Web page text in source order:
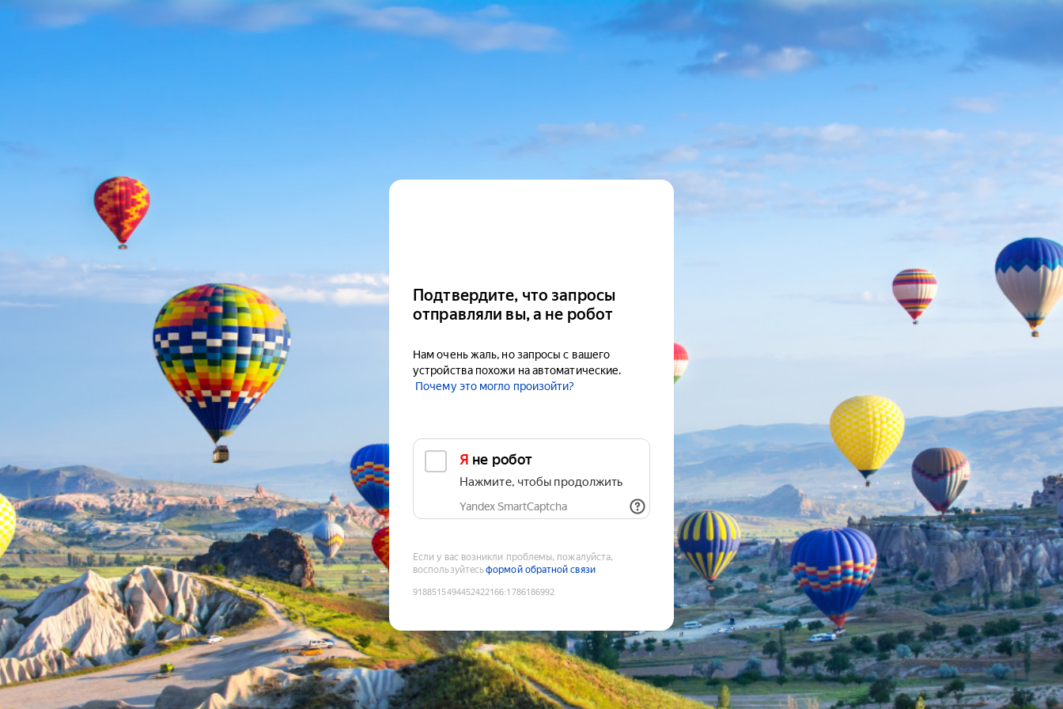
Подтвердите, что запросы
отправляли вы, а не робот
Нам очень жаль, но запросы с вашего
устройства похожи на автоматические.
Почему это могло произойти?
Я не робот
Нажмите, чтобы продолжить
Yandex SmartCaptcha
Если у вас возникли проблемы, пожалуйста,
воспользуйтесьформой обратной связи
9188515494452422166:1786186992